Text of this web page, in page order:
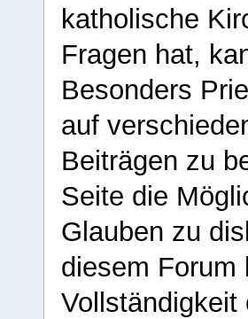
katholische
Fragen hat,
Besonders
auf
Beiträgen zu
Seite die
Glauben zu
diesem Forum
Vollständigkeit